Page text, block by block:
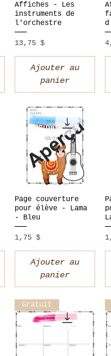
Aperçu rapide
Affiches - Les
instruments de
l'orchestre
Prix
13,75 $
Ajouter au
panier
Aperçu rapide
Page couverture
pour élève - Lama
- Bleu
Prix
1,75 $
Ajouter au
panier
Gratuit